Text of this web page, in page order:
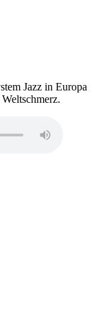
Jazz in Europa